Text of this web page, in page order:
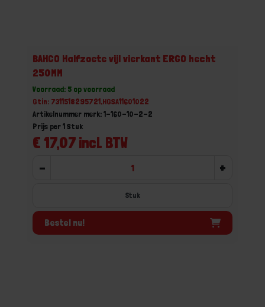
BAHCO Halfzoete vijl vierkant ERGO hecht
250MM
Voorraad: 5 op voorraad
Gtin: 7311518295721,HGSA11601022
Artikelnummer merk: 1-160-10-2-2
€ 17,07 incl. BTW
Prijs per 1 Stuk
- +
Stuk
Bestel nu!